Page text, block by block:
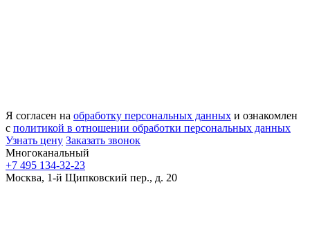
Я согласен на обработку персональных данных и ознакомлен
с политикой в отношении обработки персональных данных
Узнать цену Заказать звонок
Многоканальный
+7 495 134-32-23
Москва, 1-й Щипковский пер., д. 20